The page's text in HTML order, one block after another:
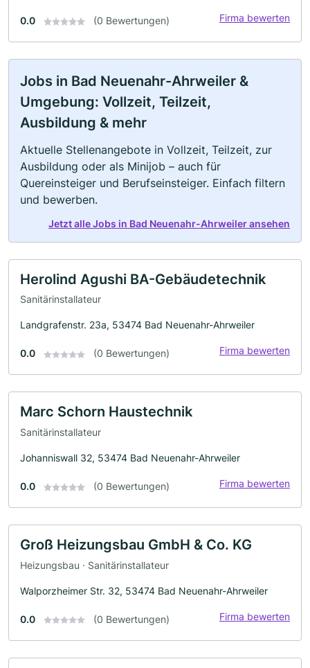
0.0 (0 Bewertungen) Firma bewerten
Jobs in Bad Neuenahr-Ahrweiler &
Umgebung: Vollzeit, Teilzeit,
Ausbildung & mehr
Aktuelle Stellenangebote in Vollzeit, Teilzeit, zur
Ausbildung oder als Minijob – auch für
Quereinsteiger und Berufseinsteiger. Einfach filtern
und bewerben.
Jetzt alle Jobs in Bad Neuenahr-Ahrweiler ansehen
Herolind Agushi BA-Gebäudetechnik
Sanitärinstallateur
Landgrafenstr. 23a, 53474 Bad Neuenahr-Ahrweiler
0.0 (0 Bewertungen) Firma bewerten
Marc Schorn Haustechnik
Sanitärinstallateur
Johanniswall 32, 53474 Bad Neuenahr-Ahrweiler
0.0 (0 Bewertungen) Firma bewerten
Groß Heizungsbau GmbH & Co. KG
Heizungsbau · Sanitärinstallateur
Walporzheimer Str. 32, 53474 Bad Neuenahr-Ahrweiler
0.0 (0 Bewertungen) Firma bewerten